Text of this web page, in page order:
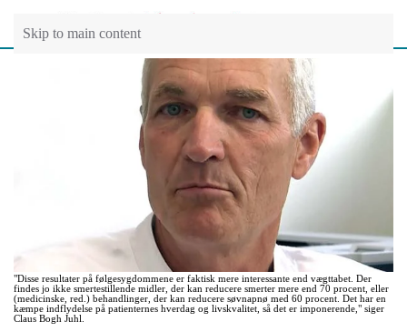
Skip to main content
"Disse resultater på følgesygdommene er faktisk mere interessante end vægttabet. Der
findes jo ikke smertestillende midler, der kan reducere smerter mere end 70 procent, eller
(medicinske, red.) behandlinger, der kan reducere søvnapnø med 60 procent. Det har en
kæmpe indflydelse på patienternes hverdag og livskvalitet, så det er imponerende," siger
Claus Bogh Juhl.